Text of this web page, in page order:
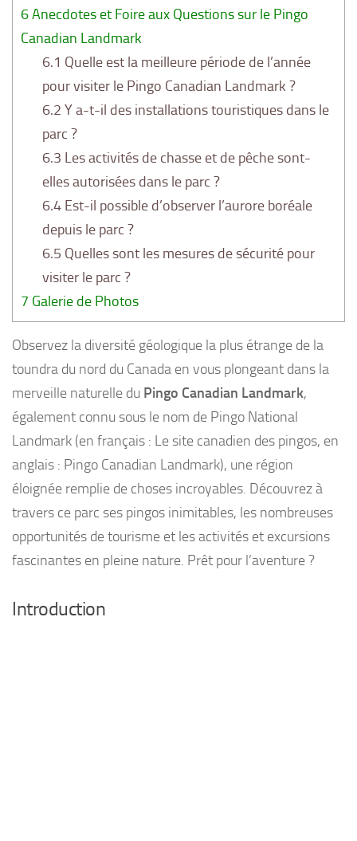
6Anecdotes et Foire aux Questions sur le Pingo
Canadian Landmark
6.1 Quelle est la meilleure période de l’année
pour visiter le Pingo Canadian Landmark ?
6.2 Y a-t-il des installations touristiques dans le
parc ?
6.3 Les activités de chasse et de pêche sont-
elles autorisées dans le parc ?
6.4 Est-il possible d’observer l’aurore boréale
depuis le parc ?
6.5 Quelles sont les mesures de sécurité pour
visiter le parc ?
7 Galerie de Photos
Observez la diversité géologique la plus étrange de la
toundra du nord du Canada en vous plongeant dans la
merveille naturelle du Pingo Canadian Landmark,
également connu sous le nom de Pingo National
Landmark (en français : Le site canadien des pingos, en
anglais : Pingo Canadian Landmark), une région
éloignée remplie de choses incroyables. Découvrez à
travers ce parc ses pingos inimitables, les nombreuses
opportunités de tourisme et les activités et excursions
fascinantes en pleine nature. Prêt pour l’aventure ?
Introduction